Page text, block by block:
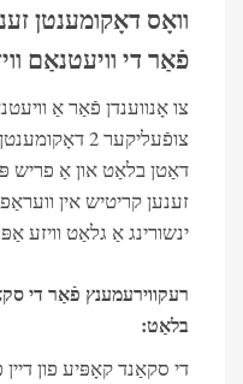
וואָס דאָקומענטן
פֿאַר די וויעטנאַם
צו אָנווענדן פֿאַר אַ
צופֿעליקער 2
דאַטן בלאַט און אַ פריש
זענען קריטיש אין
ינשורינג אַ גלאַט וויזע
רעקווירעמענץ פֿאַר די
בלאַט:
די סקאַנד קאָפּיע פון